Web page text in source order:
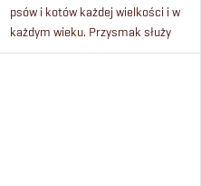
psów i kotów każdej wielkości i w
każdym wieku. Przysmak służy
jako nagroda podczas zabawy lub